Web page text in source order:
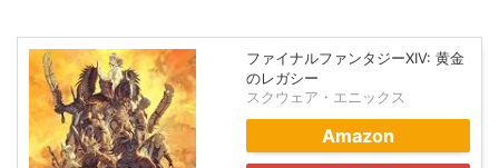
ファイナルファンタジーXIV: 黄金
のレガシー
スクウェア・エニックス
Amazon